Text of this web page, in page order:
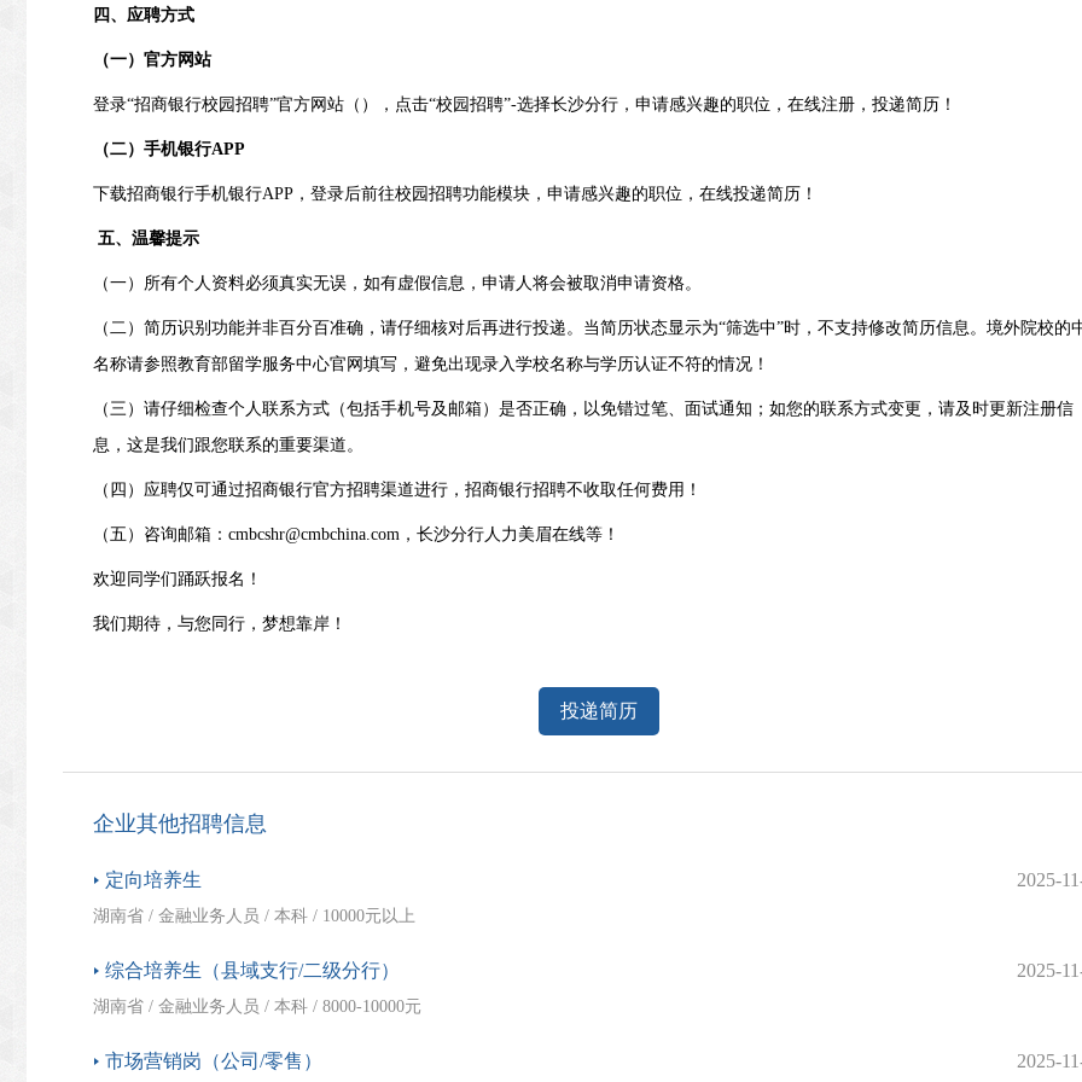
四、应聘方式
（一）官方网站
登录“招商银行校园招聘”官方网站（），点击“校园招聘”-选择长沙分行，申请感兴趣的职位，在线注册，投递简历！
（二）手机银行APP
下载招商银行手机银行APP，登录后前往校园招聘功能模块，申请感兴趣的职位，在线投递简历！
五、温馨提示
（一）所有个人资料必须真实无误，如有虚假信息，申请人将会被取消申请资格。
（二）简历识别功能并非百分百准确，请仔细核对后再进行投递。当简历状态显示为“筛选中”时，不支持修改简历信息。境外院校的
名称请参照教育部留学服务中心官网填写，避免出现录入学校名称与学历认证不符的情况！
（三）请仔细检查个人联系方式（包括手机号及邮箱）是否正确，以免错过笔、面试通知；如您的联系方式变更，请及时更新注册信
息，这是我们跟您联系的重要渠道。
（四）应聘仅可通过招商银行官方招聘渠道进行，招商银行招聘不收取任何费用！
（五）咨询邮箱：cmbcshr@cmbchina.com，长沙分行人力美眉在线等！
欢迎同学们踊跃报名！
我们期待，与您同行，梦想靠岸！
投递简历
企业其他招聘信息
定向培养生 2025-
湖南省 / 金融业务人员 / 本科 / 10000元以上
综合培养生（县域支行/二级分行） 2025-
湖南省 / 金融业务人员 / 本科 / 8000-10000元
市场营销岗（公司/零售） 2025-